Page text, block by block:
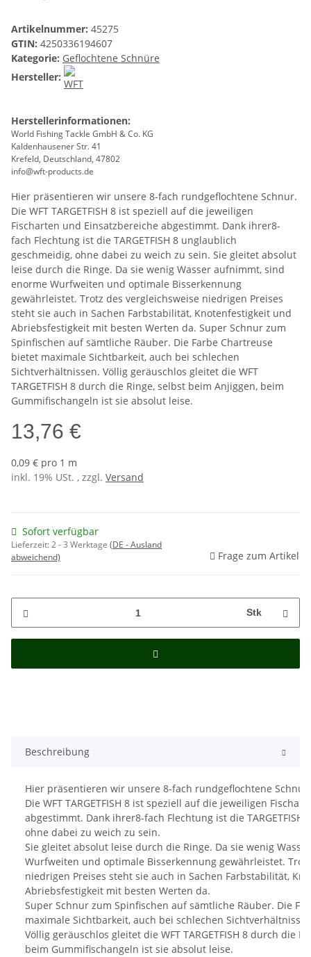
Artikelnummer: 45275
GTIN: 4250336194607
Kategorie: Geflochtene Schnüre
Hersteller:
Herstellerinformationen:
World Fishing Tackle GmbH & Co. KG
Kaldenhausener Str. 41
Krefeld, Deutschland, 47802
info@wft-products.de
Hier präsentieren wir unsere 8-fach rundgeflochtene Schnur.
Die WFT TARGETFISH 8 ist speziell auf die jeweiligen
Fischarten und Einsatzbereiche abgestimmt. Dank ihrer8-
fach Flechtung ist die TARGETFISH 8 unglaublich
geschmeidig, ohne dabei zu weich zu sein. Sie gleitet absolut
leise durch die Ringe. Da sie wenig Wasser aufnimmt, sind
enorme Wurfweiten und optimale Bisserkennung
gewährleistet. Trotz des vergleichsweise niedrigen Preises
steht sie auch in Sachen Farbstabilität, Knotenfestigkeit und
Abriebsfestigkeit mit besten Werten da. Super Schnur zum
Spinfischen auf sämtliche Räuber. Die Farbe Chartreuse
bietet maximale Sichtbarkeit, auch bei schlechen
Sichtverhältnissen. Völlig geräuschlos gleitet die WFT
TARGETFISH 8 durch die Ringe, selbst beim Anjiggen, beim
Gummifischangeln ist sie absolut leise.
13,76 €
0,09 € pro 1 m
inkl. 19% USt. , zzgl. Versand
Sofort verfügbar
Lieferzeit:2 - 3 Werktage (DE - Ausland
abweichend)
Frage zum Artikel
Stk
Beschreibung
Hier präsentieren wir unsere 8-fach rundgeflochtene Schnur.
Die WFT TARGETFISH 8 ist speziell auf die jeweiligen
abgestimmt. Dank ihrer8-fach Flechtung ist die
ohne dabei zu weich zu sein.
Sie gleitet absolut leise durch die Ringe. Da sie wenig
Wurfweiten und optimale Bisserkennung gewährleistet.
niedrigen Preises steht sie auch in Sachen Farbstabilität,
Abriebsfestigkeit mit besten Werten da.
Super Schnur zum Spinfischen auf sämtliche Räuber. Die
maximale Sichtbarkeit, auch bei schlechen
Völlig geräuschlos gleitet die WFT TARGETFISH 8 durch die
beim Gummifischangeln ist sie absolut leise.